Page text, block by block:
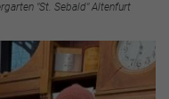
"St. Sebald" Altenfurt